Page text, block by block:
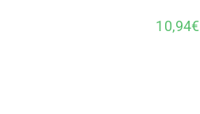
10,94€